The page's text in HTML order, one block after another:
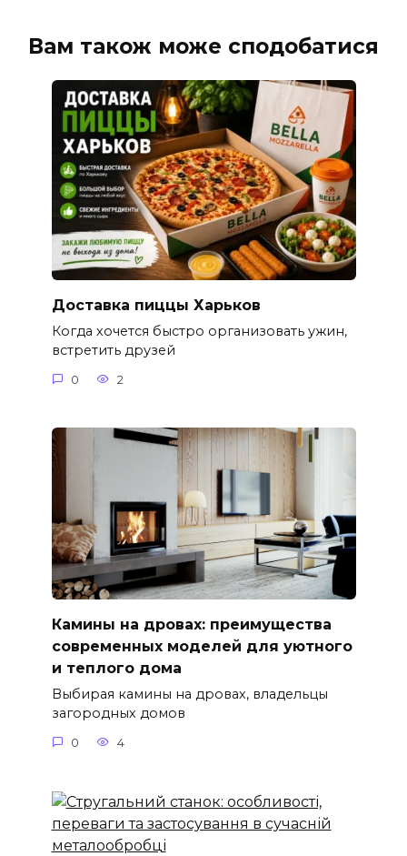
Вам також може сподобатися
Доставка пиццы Харьков
Когда хочется быстро организовать ужин,
встретить друзей
0 2
Камины на дровах: преимущества
современных моделей для уютного
и теплого дома
Выбирая камины на дровах, владельцы
загородных домов
0 4